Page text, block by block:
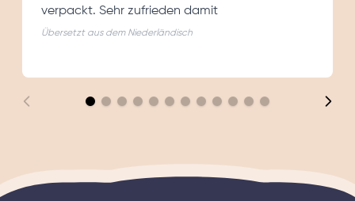
verpackt. Sehr zufrieden damit
Übersetzt aus dem Niederländisch